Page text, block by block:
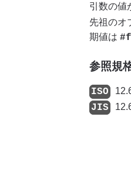
引数の値
先祖のオ
期値は #f
参照規